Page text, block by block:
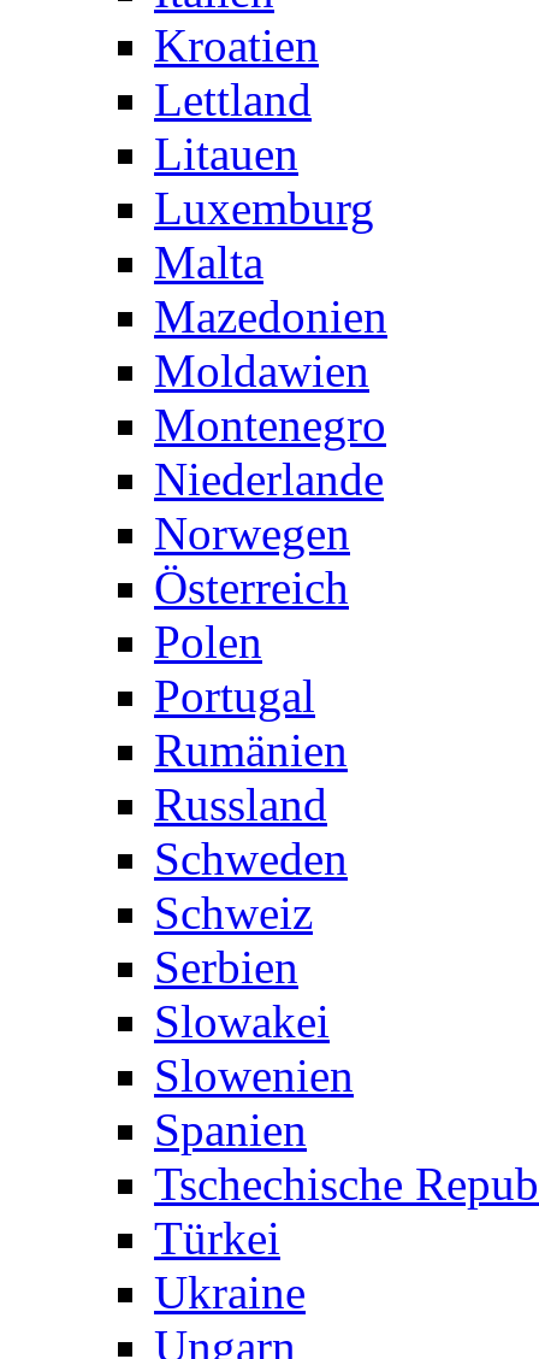
Kroatien
Lettland
Litauen
Luxemburg
Malta
Mazedonien
Moldawien
Montenegro
Niederlande
Norwegen
Österreich
Polen
Portugal
Rumänien
Russland
Schweden
Schweiz
Serbien
Slowakei
Slowenien
Spanien
Tschechische
Türkei
Ukraine
Ungarn